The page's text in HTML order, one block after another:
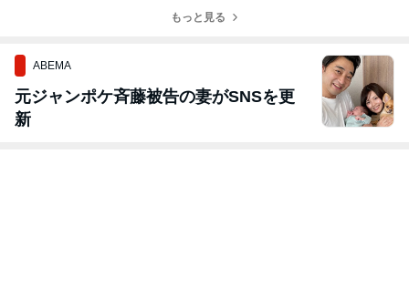
もっと見る
ABEMA
元ジャンポケ斉藤被告の妻がSNSを更
新